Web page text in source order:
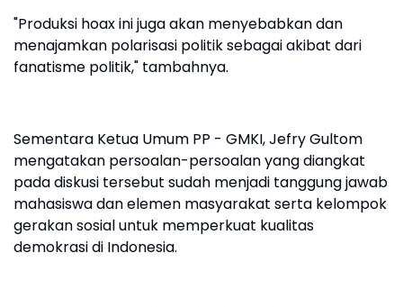
"Produksi hoax ini juga akan menyebabkan dan
menajamkan polarisasi politik sebagai akibat dari
fanatisme politik," tambahnya.
Sementara Ketua Umum PP - GMKI, Jefry Gultom
mengatakan persoalan-persoalan yang diangkat
pada diskusi tersebut sudah menjadi tanggung jawab
mahasiswa dan elemen masyarakat serta kelompok
gerakan sosial untuk memperkuat kualitas
demokrasi di Indonesia.